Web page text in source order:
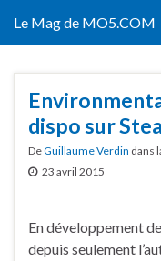
Le Mag de MO5.COM
dispo sur
DeGuillaume Verdin dans
23 avril 2015
En développement
depuis seulement